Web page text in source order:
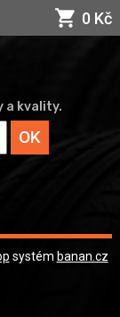
0 Kč
a kvality.
systém banan.cz